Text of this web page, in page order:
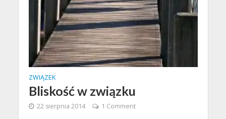
ZWIĄZEK
Bliskość w związku
22 sierpnia 2014 1 Comment